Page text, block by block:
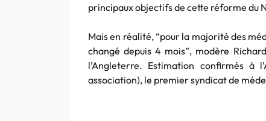
principaux objectifs de cette réforme du
Mais en réalité, “pour la majorité des
changé depuis 4 mois”, modère
l’Angleterre. Estimation confirmés à
association), le premier syndicat de